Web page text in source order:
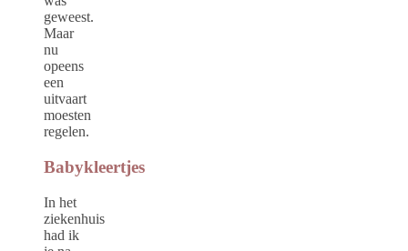
geweest.
Maar
nu
opeens
een
uitvaart
moesten
regelen.
Babykleertjes
In het
ziekenhuis
had ik